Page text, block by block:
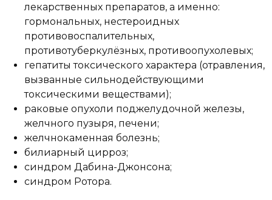
лекарственных препаратов, а именно:
гормональных, нестероидных
противовоспалительных,
противотуберкулёзных, противоопухолевых;
гепатиты токсического характера (отравления,
вызванные сильнодействующими
токсическими веществами);
раковые опухоли поджелудочной железы,
желчного пузыря, печени;
желчнокаменная болезнь;
билиарный цирроз;
синдром Дабина-Джонсона;
синдром Ротора.